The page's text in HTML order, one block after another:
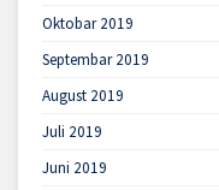
Oktobar 2019
Septembar 2019
August 2019
Juli 2019
Juni 2019